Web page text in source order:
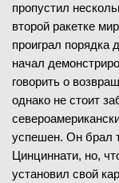
пропустил
второй ракетке
проиграл порядка
начал
говорить о
однако не стоит
успешен. Он брал
Цинциннати, но,
установил свой